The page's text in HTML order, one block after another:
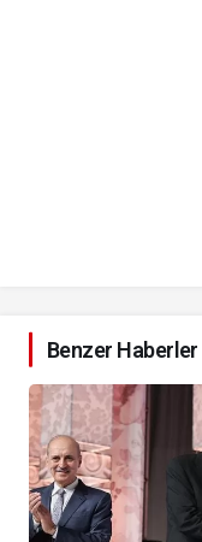
Benzer Haberler